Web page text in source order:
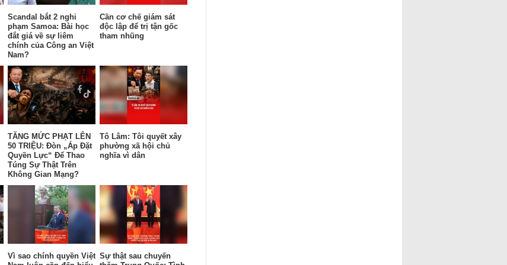
Scandal bắt 2 nghi
phạm Samoa: Bài học
đắt giá về sự liêm
chính của Công an Việt
Nam?
Cần cơ chế giám sát
độc lập để trị tận gốc
tham nhũng
TĂNG MỨC PHẠT LÊN
50 TRIỆU: Đòn „Áp Đặt
Quyền Lực“ Để Thao
Túng Sự Thật Trên
Không Gian Mạng?
Tô Lâm: Tôi quyết xây
phường xã hội chủ
nghĩa vì dân
Vì sao chính quyền Việt Sự thật sau chuyến